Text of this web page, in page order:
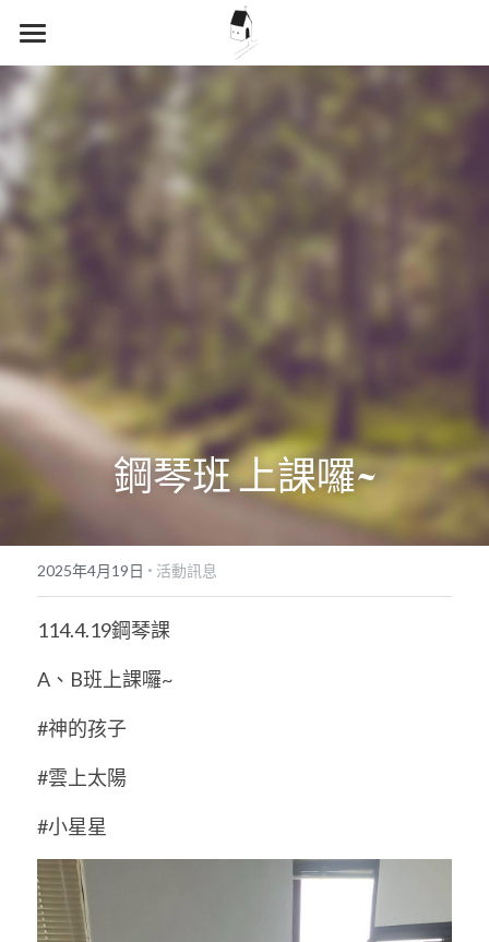
首頁
關於沛恩
鋼琴班 上課囉~
2025年4月19日 · 活動訊息
114.4.19鋼琴課
A、B班上課囉~
#神的孩子
#雲上太陽
#小星星
商品分類